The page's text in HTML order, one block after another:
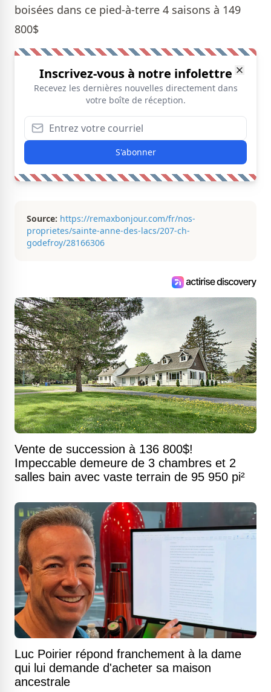
boisées dans ce pied-à-terre 4 saisons à 149
800$
Inscrivez-vous à notre infolettre
Recevez les dernières nouvelles directement dans
votre boîte de réception.
S'abonner
Source: https://remaxbonjour.com/fr/nos-
proprietes/sainte-anne-des-lacs/207-ch-
godefroy/28166306
Vente de succession à 136 800$!
Impeccable demeure de 3 chambres et 2
salles bain avec vaste terrain de 95 950 pi²
Luc Poirier répond franchement à la dame
qui lui demande d'acheter sa maison
ancestrale